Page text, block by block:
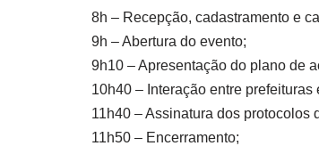
8h – Recepção, cadastramento e
9h – Abertura do evento;
9h10 – Apresentação do plano de
10h40 – Interação entre prefeituras
11h40 – Assinatura dos protocolos
11h50 – Encerramento;